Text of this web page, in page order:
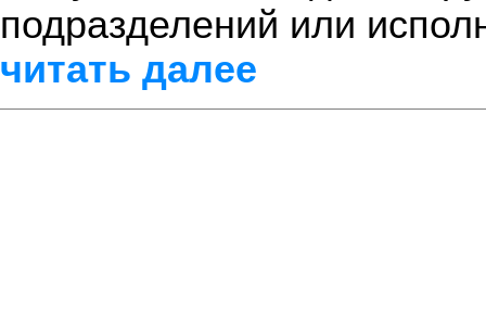
подразделений или
читать далее